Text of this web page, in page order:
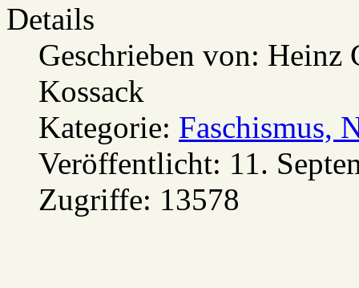
Details
Geschrieben von: Heinz
Kossack
Kategorie: Faschismus,
Veröffentlicht: 11.
Zugriffe: 13578